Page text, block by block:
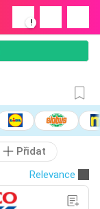
!
Přidat
Relevance